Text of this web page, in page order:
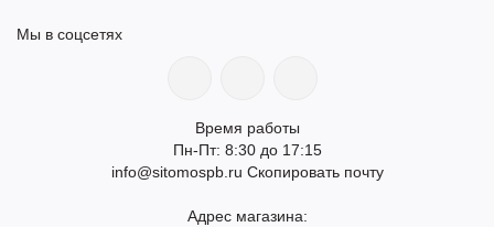
Мы в соцсетях
Время работы
Пн-Пт: 8:30 до 17:15
info@sitomospb.ru Скопировать почту
Адрес магазина: